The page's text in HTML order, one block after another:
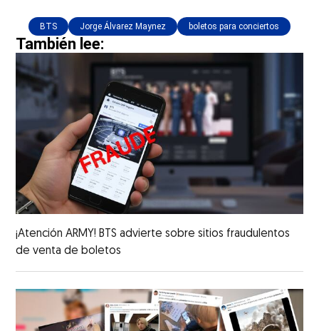
BTS Jorge Álvarez Maynez boletos para conciertos
También lee:
¡Atención ARMY! BTS advierte sobre sitios fraudulentos
de venta de boletos